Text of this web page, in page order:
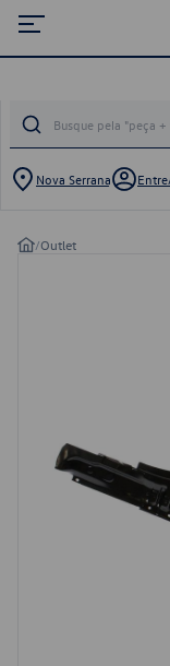
Nova Serrana
/Outlet